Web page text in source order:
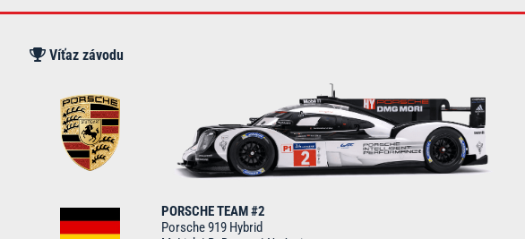
Víťaz závodu
PORSCHE TEAM #2
Porsche 919 Hybrid